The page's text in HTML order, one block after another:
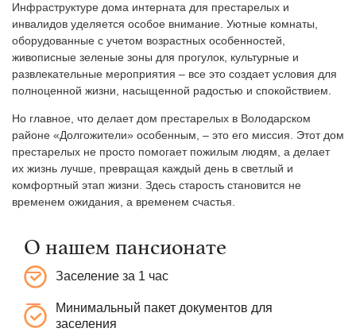
Инфраструктуре дома интерната для престарелых и
инвалидов уделяется особое внимание. Уютные комнаты,
оборудованные с учетом возрастных особенностей,
живописные зеленые зоны для прогулок, культурные и
развлекательные мероприятия – все это создает условия для
полноценной жизни, насыщенной радостью и спокойствием.
Но главное, что делает дом престарелых в Володарском
районе «Долгожители» особенным, – это его миссия. Этот дом
престарелых не просто помогает пожилым людям, а делает
их жизнь лучше, превращая каждый день в светлый и
комфортный этап жизни. Здесь старость становится не
временем ожидания, а временем счастья.
О нашем пансионате
Заселение за 1 час
Минимальный пакет документов для
заселения